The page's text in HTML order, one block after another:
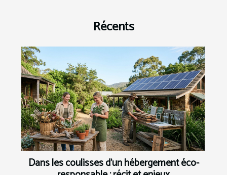
Récents
Dans les coulisses d’un hébergement éco-